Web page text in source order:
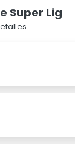
Super Lig